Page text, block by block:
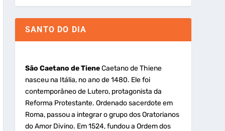
SANTO DO DIA
São Caetano de TieneCaetano de Thiene
nasceu na Itália, no ano de 1480. Ele foi
contemporâneo de Lutero, protagonista da
Reforma Protestante. Ordenado sacerdote em
Roma, passou a integrar o grupo dos Oratorianos
do Amor Divino. Em 1524, fundou a Ordem dos